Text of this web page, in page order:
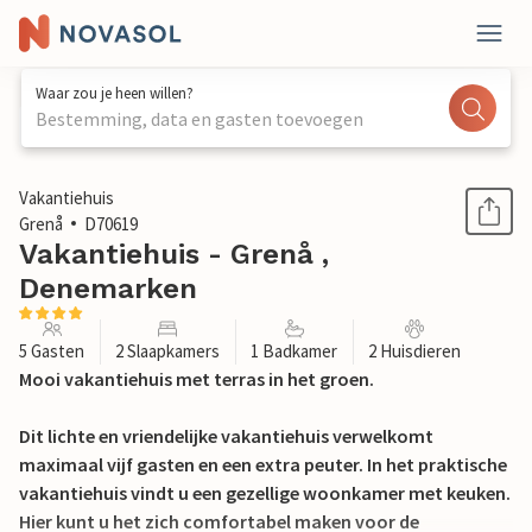
Waar zou je heen willen?
Bestemming, data en gasten toevoegen
1 / 24
Vakantiehuis
Grenå
D70619
Vakantiehuis - Grenå ,
Denemarken
5 Gasten 2 Slaapkamers 1 Badkamer 2 Huisdieren
Mooi vakantiehuis met terras in het groen.
Dit lichte en vriendelijke vakantiehuis verwelkomt
maximaal vijf gasten en een extra peuter. In het praktische
vakantiehuis vindt u een gezellige woonkamer met keuken.
Hier kunt u het zich comfortabel maken voor de